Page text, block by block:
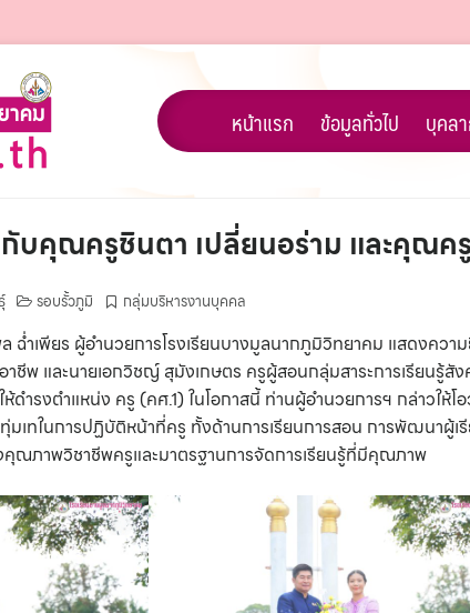
หน้าแรก ข้อมูลทั่วไป บุคล
คุณครูชินตา เปลี่ยนอร่าม และคุณค
รอบรั้วภูมิ กลุ่มบริหารงานบุคคล
ำเพียร ผู้อำนวยการโรงเรียนบางมูลนากภูมิวิทยาคม แสดงควา
าชีพ และนายเอกวิชญ์ สุมังเกษตร ครูผู้สอนกลุ่มสาระการเรียนรู้
ดำรงตำแหน่ง ครู (คศ.1) ในโอกาสนี้ ท่านผู้อำนวยการฯ กล่าวใ
มเทในการปฏิบัติหน้าที่ครู ทั้งด้านการเรียนการสอน การพัฒนาผู้
ณภาพวิชาชีพครูและมาตรฐานการจัดการเรียนรู้ที่มีคุณภาพ